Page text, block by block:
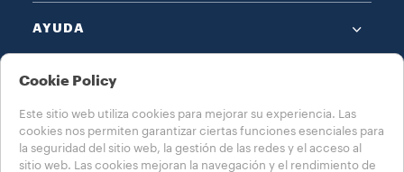
AYUDA
NOTAS LEGALES
Cookie Policy
Este sitio web utiliza cookies para mejorar su experiencia. Las
cookies nos permiten garantizar ciertas funciones esenciales para
la seguridad del sitio web, la gestión de las redes y el acceso al
sitio web. Las cookies mejoran la navegación y el rendimiento de